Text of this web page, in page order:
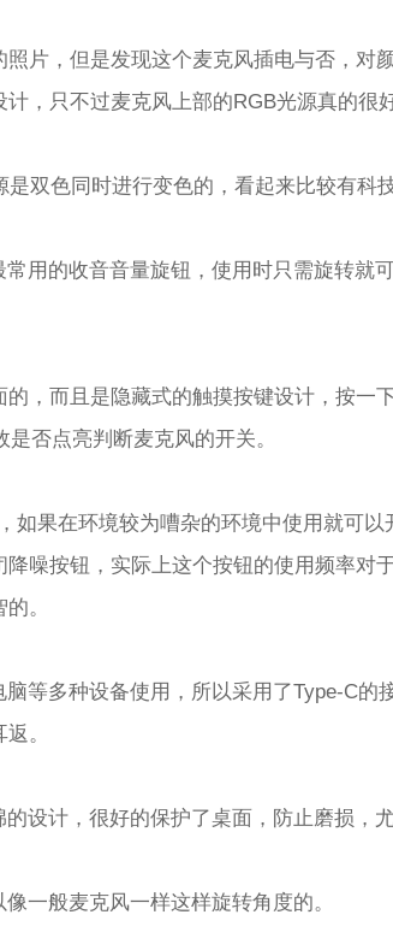
片，但是发现这个麦克风插电与否，对
，只不过麦克风上部的RGB光源真的很
双色同时进行变色的，看起来比较有科技
用的收音音量旋钮，使用时只需旋转就
，而且是隐藏式的触摸按键设计，按一
否点亮判断麦克风的开关。
如果在环境较为嘈杂的环境中使用就可
噪按钮，实际上这个按钮的使用频率对
。
等多种设备使用，所以采用了Type-C的
。
设计，很好的保护了桌面，防止磨损，
一般麦克风一样这样旋转角度的。